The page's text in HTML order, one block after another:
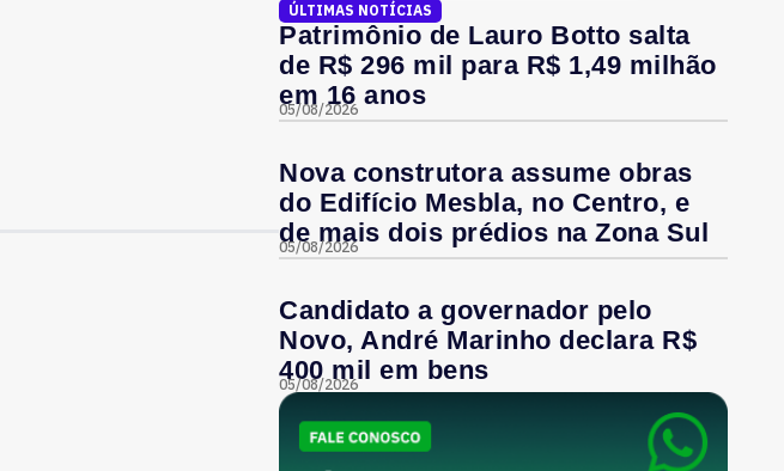
ÚLTIMAS NOTÍCIAS
Patrimônio de Lauro Botto salta
de R$ 296 mil para R$ 1,49 milhão
em 16 anos
05/08/2026
Nova construtora assume obras
do Edifício Mesbla, no Centro, e
de mais dois prédios na Zona Sul
05/08/2026
Candidato a governador pelo
Novo, André Marinho declara R$
400 mil em bens
05/08/2026